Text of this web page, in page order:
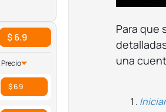
$ 6.9
Precio
$ 6.9
Para que
una